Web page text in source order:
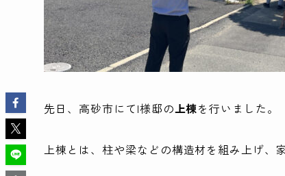
先日、高砂市にてI様邸の上棟を行いました。
上棟とは、柱や梁などの構造材を組み上げ、